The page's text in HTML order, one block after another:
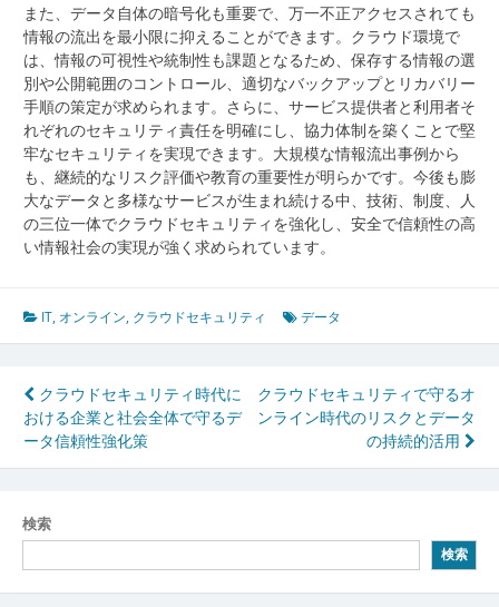
また、データ自体の暗号化も重要で、万一不正アクセスされても
情報の流出を最小限に抑えることができます。クラウド環境で
は、情報の可視性や統制性も課題となるため、保存する情報の選
別や公開範囲のコントロール、適切なバックアップとリカバリー
手順の策定が求められます。さらに、サービス提供者と利用者そ
れぞれのセキュリティ責任を明確にし、協力体制を築くことで堅
牢なセキュリティを実現できます。大規模な情報流出事例から
も、継続的なリスク評価や教育の重要性が明らかです。今後も膨
大なデータと多様なサービスが生まれ続ける中、技術、制度、人
の三位一体でクラウドセキュリティを強化し、安全で信頼性の高
い情報社会の実現が強く求められています。
IT, オンライン, クラウドセキュリティ データ
投
稿
ナ
ビ
ゲ
ー
クラウドセキュリティ時代に
おける企業と社会全体で守るデ
ータ信頼性強化策
クラウドセキュリティで守るオ
ンライン時代のリスクとデータ
の持続的活用
検索
検索